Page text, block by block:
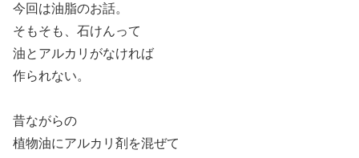
今回は油脂のお話。
そもそも、石けんって
油とアルカリがなければ
作られない。
昔ながらの
植物油にアルカリ剤を混ぜて